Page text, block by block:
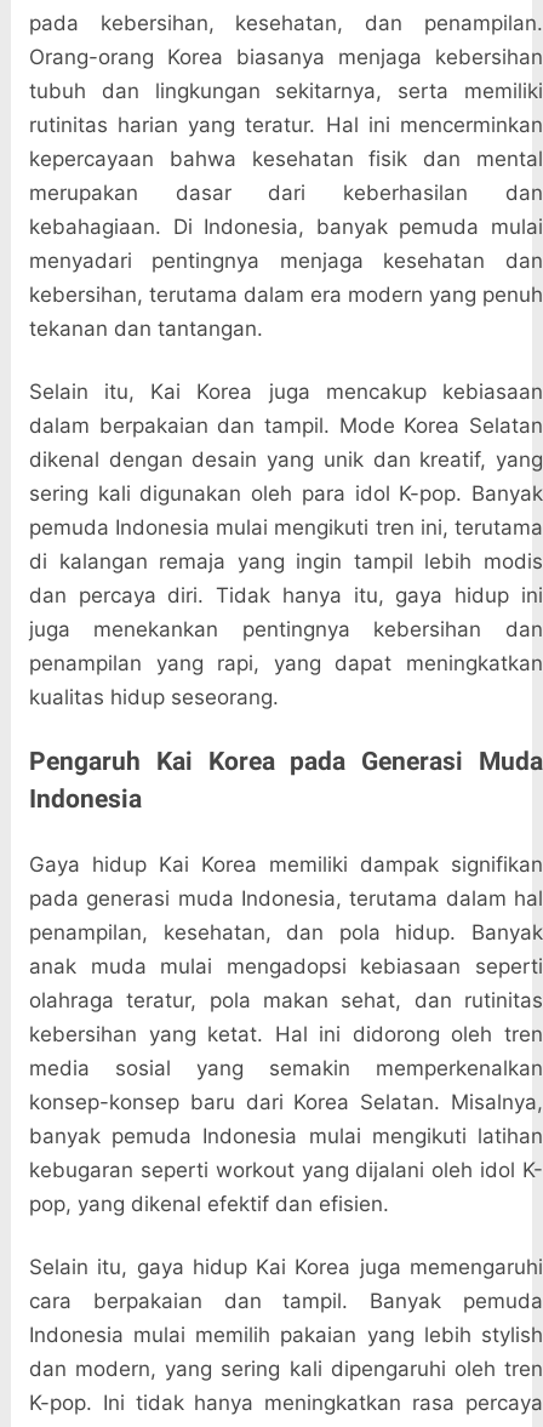
pada kebersihan, kesehatan, dan penampilan.
Orang-orang Korea biasanya menjaga kebersihan
tubuh dan lingkungan sekitarnya, serta memiliki
rutinitas harian yang teratur. Hal ini mencerminkan
kepercayaan bahwa kesehatan fisik dan mental
merupakan dasar dari keberhasilan dan
kebahagiaan. Di Indonesia, banyak pemuda mulai
menyadari pentingnya menjaga kesehatan dan
kebersihan, terutama dalam era modern yang penuh
tekanan dan tantangan.
Selain itu, Kai Korea juga mencakup kebiasaan
dalam berpakaian dan tampil. Mode Korea Selatan
dikenal dengan desain yang unik dan kreatif, yang
sering kali digunakan oleh para idol K-pop. Banyak
pemuda Indonesia mulai mengikuti tren ini, terutama
di kalangan remaja yang ingin tampil lebih modis
dan percaya diri. Tidak hanya itu, gaya hidup ini
juga menekankan pentingnya kebersihan dan
penampilan yang rapi, yang dapat meningkatkan
kualitas hidup seseorang.
Pengaruh Kai Korea pada Generasi Muda
Indonesia
Gaya hidup Kai Korea memiliki dampak signifikan
pada generasi muda Indonesia, terutama dalam hal
penampilan, kesehatan, dan pola hidup. Banyak
anak muda mulai mengadopsi kebiasaan seperti
olahraga teratur, pola makan sehat, dan rutinitas
kebersihan yang ketat. Hal ini didorong oleh tren
media sosial yang semakin memperkenalkan
konsep-konsep baru dari Korea Selatan. Misalnya,
banyak pemuda Indonesia mulai mengikuti latihan
kebugaran seperti workout yang dijalani oleh idol K-
pop, yang dikenal efektif dan efisien.
Selain itu, gaya hidup Kai Korea juga memengaruhi
cara berpakaian dan tampil. Banyak pemuda
Indonesia mulai memilih pakaian yang lebih stylish
dan modern, yang sering kali dipengaruhi oleh tren
K-pop. Ini tidak hanya meningkatkan rasa percaya